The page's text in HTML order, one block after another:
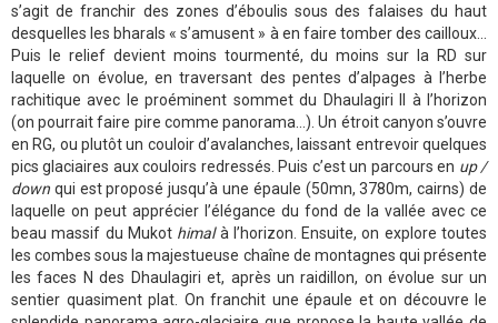
s’agit de franchir des zones d’éboulis sous des falaises du haut
desquelles les bharals « s’amusent » à en faire tomber des cailloux…
Puis le relief devient moins tourmenté, du moins sur la RD sur
laquelle on évolue, en traversant des pentes d’alpages à l’herbe
rachitique avec le proéminent sommet du Dhaulagiri II à l’horizon
(on pourrait faire pire comme panorama…). Un étroit canyon s’ouvre
en RG, ou plutôt un couloir d’avalanches, laissant entrevoir quelques
pics glaciaires aux couloirs redressés. Puis c’est un parcours en up /
down qui est proposé jusqu’à une épaule (50mn, 3780m, cairns) de
laquelle on peut apprécier l’élégance du fond de la vallée avec ce
beau massif du Mukot himalà l’horizon. Ensuite, on explore toutes
les combes sous la majestueuse chaîne de montagnes qui présente
les faces N des Dhaulagiri et, après un raidillon, on évolue sur un
sentier quasiment plat. On franchit une épaule et on découvre le